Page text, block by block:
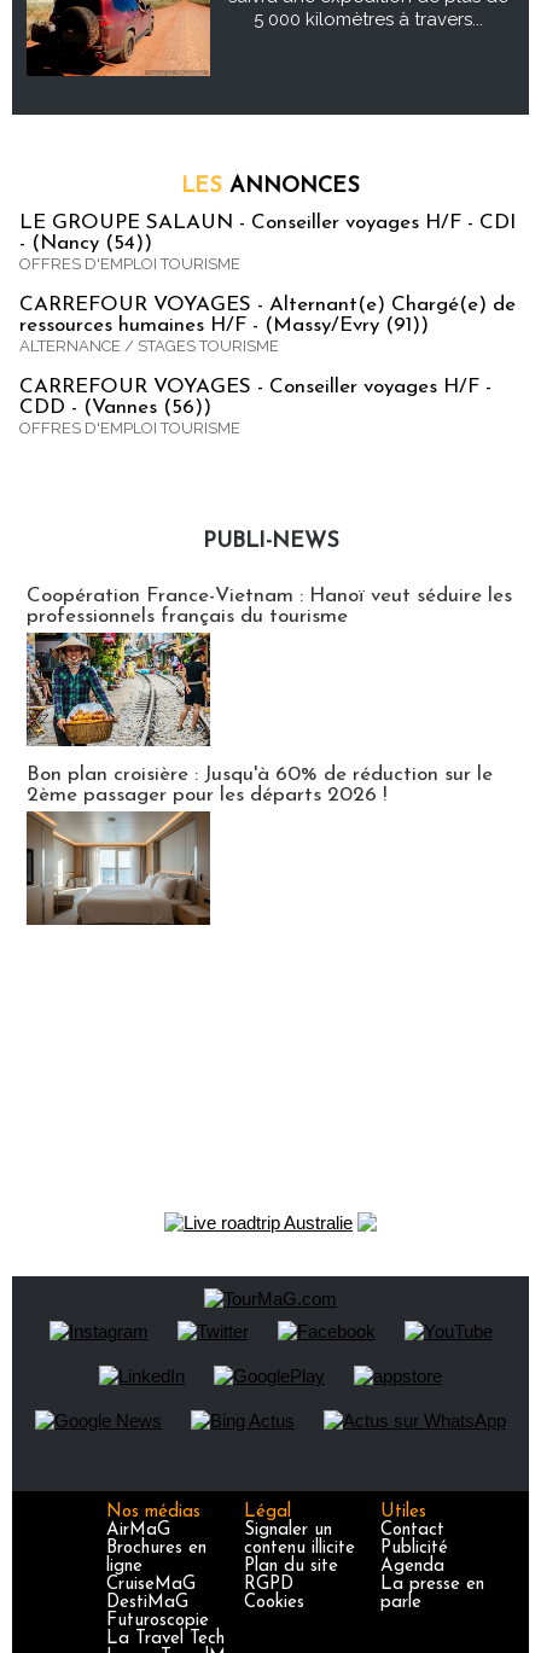
5 000 kilomètres à travers...
LES ANNONCES
LE GROUPE SALAUN - Conseiller voyages H/F - CDI
- (Nancy (54))
OFFRES D'EMPLOI TOURISME
CARREFOUR VOYAGES - Alternant(e) Chargé(e) de
ressources humaines H/F - (Massy/Evry (91))
ALTERNANCE / STAGES TOURISME
CARREFOUR VOYAGES - Conseiller voyages H/F -
CDD - (Vannes (56))
OFFRES D'EMPLOI TOURISME
PUBLI-NEWS
Coopération France-Vietnam : Hanoï veut séduire les
professionnels français du tourisme
Bon plan croisière : Jusqu'à 60% de réduction sur le
2ème passager pour les départs 2026 !
Nos médias
AirMaG
Brochures en
ligne
CruiseMaG
DestiMaG
Futuroscopie
La Travel Tech
Légal
Signaler un
contenu illicite
Plan du site
RGPD
Cookies
Utiles
Contact
Publicité
Agenda
La presse en
parle